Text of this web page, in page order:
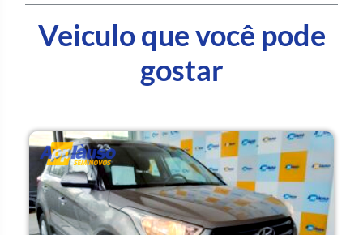
Veiculo que você pode
gostar